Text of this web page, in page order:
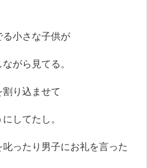
小さな子供が
がら見てる。
り込ませて
してたし。
ったり男子にお礼を言った